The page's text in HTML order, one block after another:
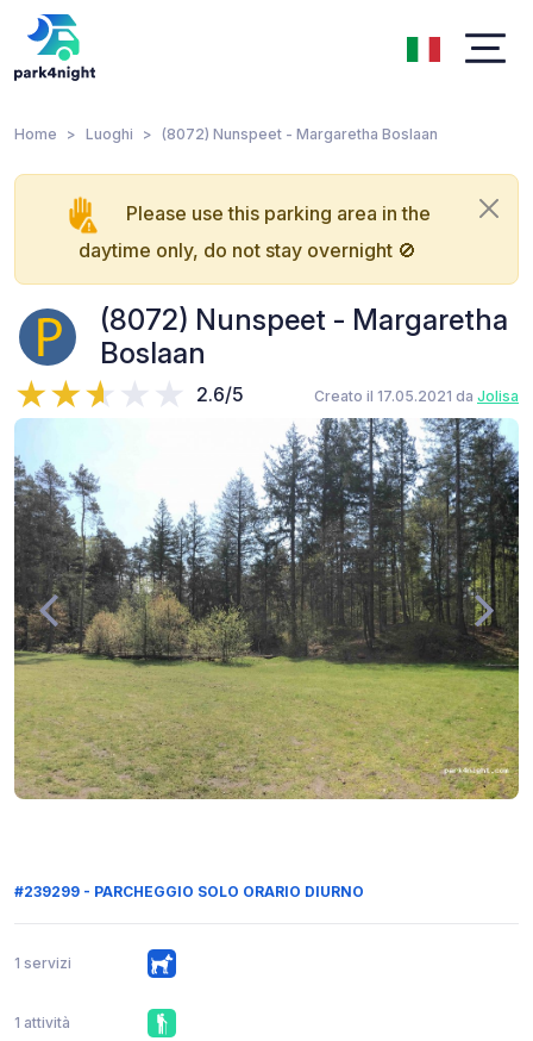
Home Luoghi (8072) Nunspeet - Margaretha Boslaan
Please use this parking area in the
daytime only, do not stay overnight 🚫
(8072) Nunspeet - Margaretha
Boslaan
2.6/5 Creato il 17.05.2021 da Jolisa
#239299 - PARCHEGGIO SOLO ORARIO DIURNO
1 servizi
1 attività